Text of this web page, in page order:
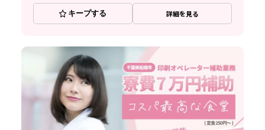
キープする 詳細を見る